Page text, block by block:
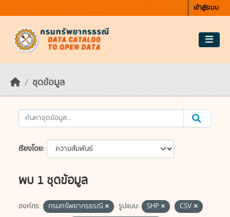
เข้าสู่ระบบ
ชุดข้อมูล
เรียงโดย
พบ 1 ชุดข้อมูล
องค์กร: กรมทรัพยากรธรณี รูปแบบ: SHP
CSV